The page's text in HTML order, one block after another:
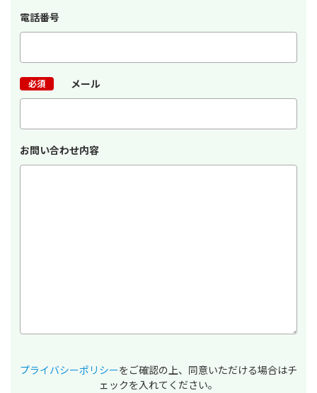
電話番号
必須 メール
お問い合わせ内容
プライバシーポリシーをご確認の上、同意いただける場合はチ
ェックを入れてください。